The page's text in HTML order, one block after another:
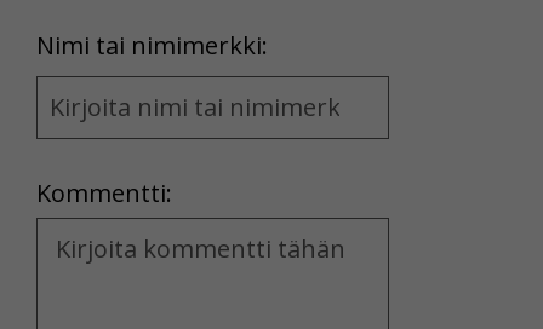
Nimi tai nimimerkki:
Name
and
Kommentti:
Kommentti